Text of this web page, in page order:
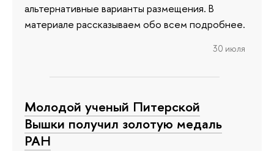
альтернативные варианты размещения. В
материале рассказываем обо всем подробнее.
30 июля
Молодой ученый Питерской
Вышки получил золотую медаль
РАН